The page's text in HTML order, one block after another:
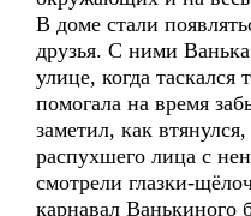
В доме стали
друзья. С ними
улице, когда
помогала на время
заметил, как
распухшего лица с
смотрели глазки-
карнавал Ванькиного